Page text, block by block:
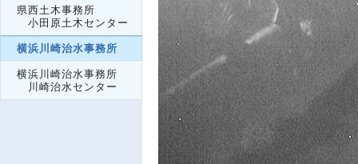
県西土木事務所
小田原土木センター
横浜川崎治水事務所
横浜川崎治水事務所
川崎治水センター